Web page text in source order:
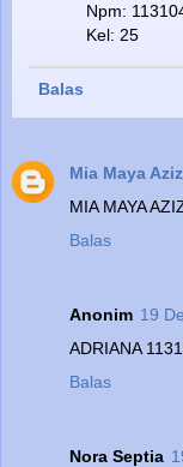
Npm:
Kel: 25
Balas
Mia Maya
MIA MAYA
Balas
Anonim 19
ADRIANA
Balas
Nora Septia